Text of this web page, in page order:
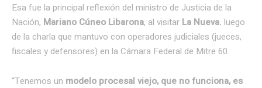
Esa fue la principal reflexión del ministro de Justicia de la
Nación, Mariano Cúneo Libarona, al visitar La Nueva. luego
de la charla que mantuvo con operadores judiciales (jueces,
fiscales y defensores) en la Cámara Federal de Mitre 60.
“Tenemos un modelo procesal viejo, que no funciona, es